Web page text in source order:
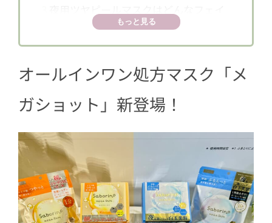
スマスク？
4ひったひた！ たっぷりの美容液が肌に
密着
使ったら手放せないサボリーノの新ラ
イン♬
もっと見る
オールインワン処方マスク「メ
ガショット」新登場！